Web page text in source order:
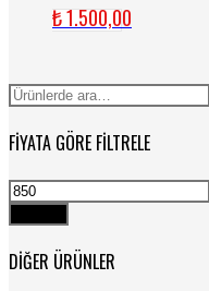
₺1.500,00
Ara:
FIYATA GÖRE FILTRELE
En
düşük
fiyat
DIĞER ÜRÜNLER